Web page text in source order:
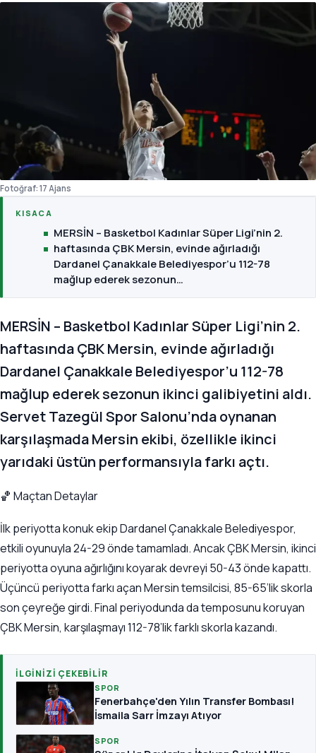
Fotoğraf: 17 Ajans
KISACA
MERSİN – Basketbol Kadınlar Süper Ligi’nin 2.
haftasında ÇBK Mersin, evinde ağırladığı
Dardanel Çanakkale Belediyespor’u 112-78
mağlup ederek sezonun…
MERSİN – Basketbol Kadınlar Süper Ligi’nin 2.
haftasında ÇBK Mersin, evinde ağırladığı
Dardanel Çanakkale Belediyespor’u 112-78
mağlup ederek sezonun ikinci galibiyetini aldı.
Servet Tazegül Spor Salonu’nda oynanan
karşılaşmada Mersin ekibi, özellikle ikinci
yarıdaki üstün performansıyla farkı açtı.
🏀 Maçtan Detaylar
İlk periyotta konuk ekip Dardanel Çanakkale Belediyespor,
etkili oyunuyla 24-29 önde tamamladı. Ancak ÇBK Mersin, ikinci
periyotta oyuna ağırlığını koyarak devreyi 50-43 önde kapattı.
Üçüncü periyotta farkı açan Mersin temsilcisi, 85-65’lik skorla
son çeyreğe girdi. Final periyodunda da temposunu koruyan
ÇBK Mersin, karşılaşmayı 112-78’lik farklı skorla kazandı.
İLGINIZI ÇEKEBILIR
SPOR
Fenerbahçe'den Yılın Transfer Bombası!
İsmaila Sarr İmzayı Atıyor
SPOR